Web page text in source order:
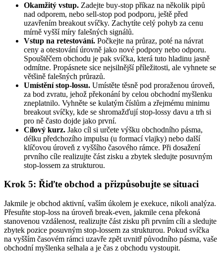
Okamžitý vstup. Zadejte buy-stop příkaz na několik pipů
nad odporem, nebo sell-stop pod podporu, ještě před
uzavřením breakout svíčky. Zachytíte celý pohyb za cenu
mírně vyšší míry falešných signálů.
Vstup na retestování. Počkejte na průraz, poté na návrat
ceny a otestování úrovně jako nové podpory nebo odporu.
Spouštěčem obchodu je pak svíčka, která tuto hladinu jasně
odmítne. Propásnete sice nejsilnější příležitosti, ale vyhnete se
většině falešných průrazů.
Umístění stop-lossu. Umístěte těsně pod proraženou úroveň,
za bod zvratu, jehož překonání by celou obchodní myšlenku
zneplatnilo. Vyhněte se kulatým číslům a zřejmému minimu
breakout svíčky, kde se shromažďují stop-lossy davu a trh si
pro ně často dojde jako první.
Cílový kurz. Jako cíl si určete výšku obchodního pásma,
délku předchozího impulsu (u formací vlajky) nebo další
klíčovou úroveň z vyššího časového rámce. Při dosažení
prvního cíle realizujte část zisku a zbytek sledujte posuvným
stop-lossem za strukturou.
Krok 5: Řiďte obchod a přizpůsobujte se situaci
Jakmile je obchod aktivní, vaším úkolem je exekuce, nikoli analýza.
Přesuňte stop-loss na úroveň break-even, jakmile cena překoná
stanovenou vzdálenost, realizujte část zisku při prvním cíli a sledujte
zbytek pozice posuvným stop-lossem za strukturou. Pokud svíčka
na vyšším časovém rámci uzavře zpět uvnitř původního pásma, vaše
obchodní myšlenka selhala a je čas z obchodu vystoupit.